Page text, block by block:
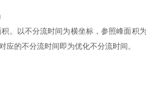
。以不分流时间为横坐标，参照峰面积
的不分流时间即为优化不分流时间。